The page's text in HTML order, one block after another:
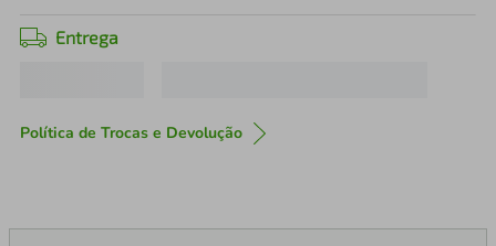
Entrega
Política de Trocas e Devolução